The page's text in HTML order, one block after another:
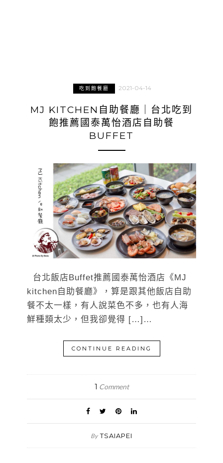
吃到飽餐廳 2021-04-14
MJ KITCHEN自助餐廳｜台北吃到
飽推薦國泰萬怡酒店自助餐
BUFFET
台北飯店Buffet推薦國泰萬怡酒店《MJ
kitchen自助餐廳》，算是跟其他飯店自助
餐不太一樣，有人說菜色不多，也有人海
鮮種類太少，但我卻覺得 […]…
CONTINUE READING
1 Comment
By TSAIAPEI